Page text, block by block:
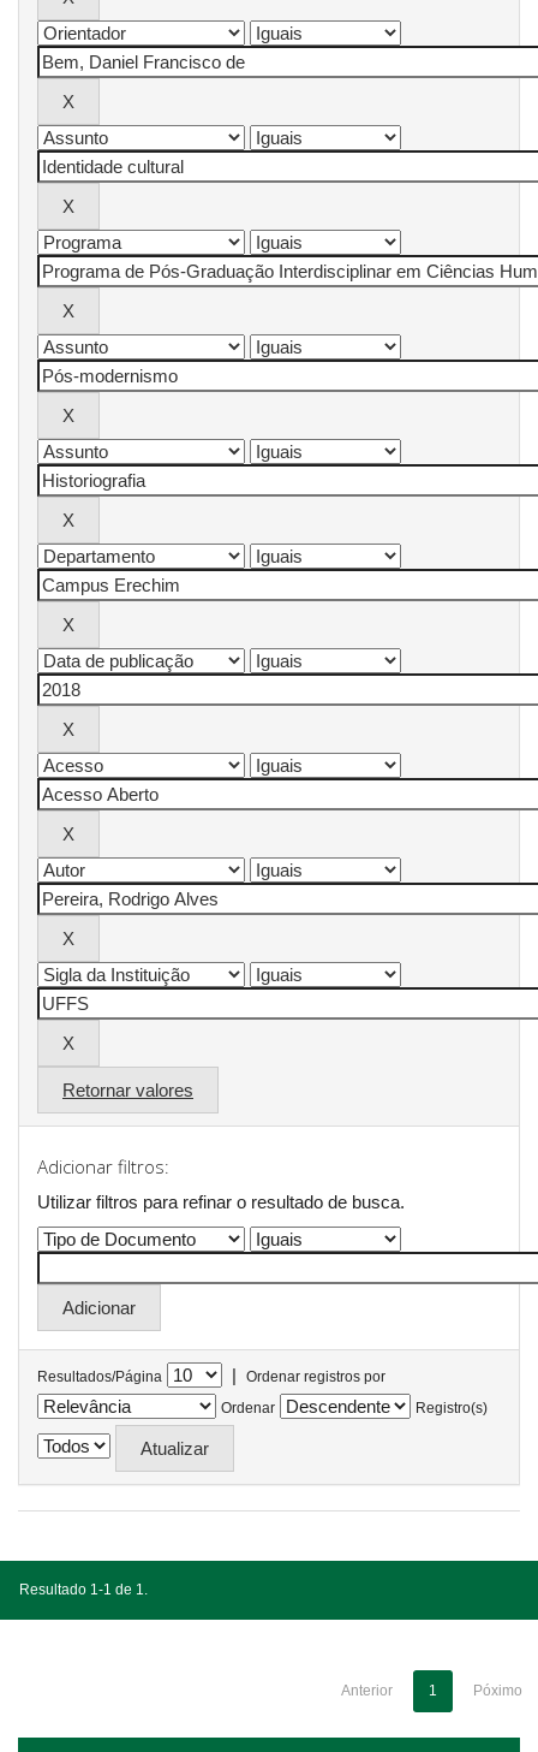
Retornar valores
Adicionar filtros:
Utilizar filtros para refinar o resultado de busca.
Resultados/Página |
Ordenar registros por
Ordenar
Registro(s)
Resultado 1-1 de 1.
Anterior 1 Póximo